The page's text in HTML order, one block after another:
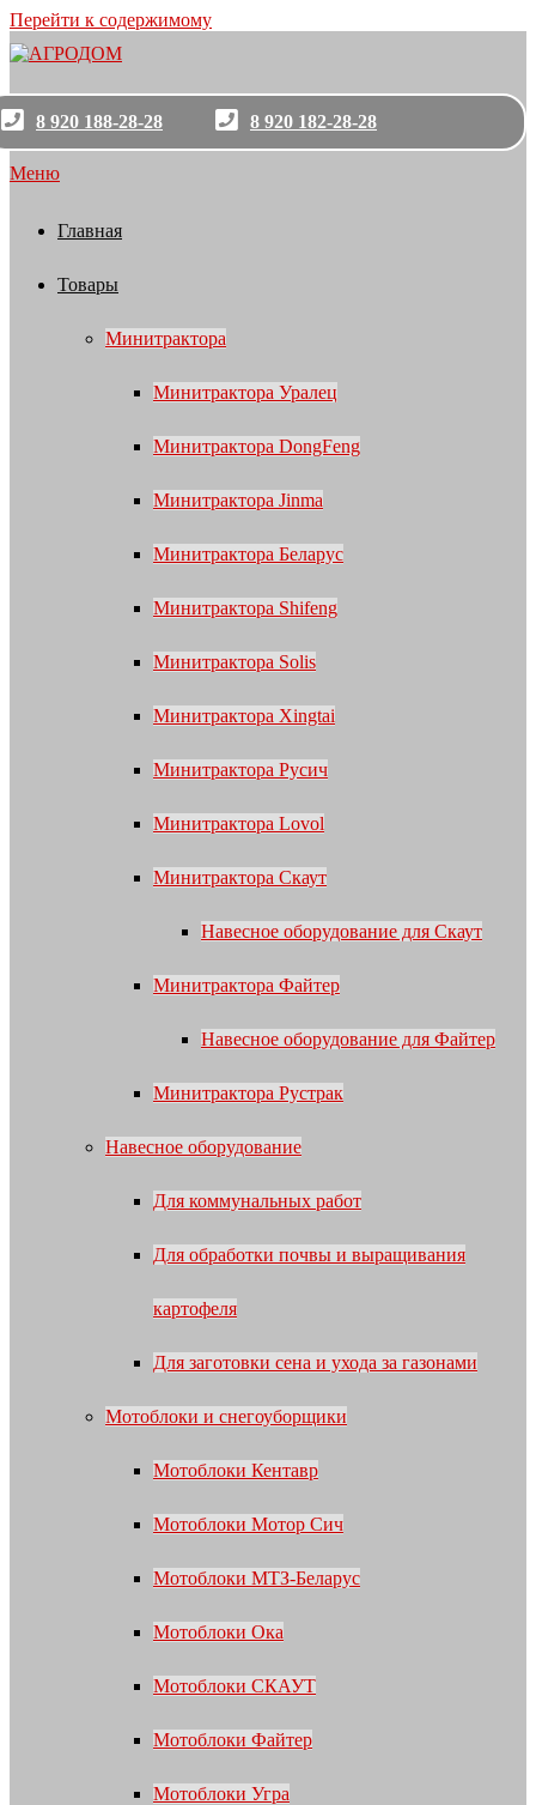
Перейти к содержимому
8 920 188-28-28 8 920 182-28-28
Меню
Главная
Товары
Минитрактора
Минитрактора Уралец
Минитрактора DongFeng
Минитрактора Jinma
Минитрактора Беларус
Минитрактора Shifeng
Минитрактора Solis
Минитрактора Xingtai
Минитрактора Русич
Минитрактора Lovol
Минитрактора Скаут
Навесное оборудование для Скаут
Минитрактора Файтер
Навесное оборудование для Файтер
Минитрактора Рустрак
Навесное оборудование
Для коммунальных работ
Для обработки почвы и выращивания
картофеля
Для заготовки сена и ухода за газонами
Мотоблоки и снегоуборщики
Мотоблоки Кентавр
Мотоблоки Мотор Сич
Мотоблоки МТЗ-Беларус
Мотоблоки Ока
Мотоблоки СКАУТ
Мотоблоки Файтер
Мотоблоки Угра